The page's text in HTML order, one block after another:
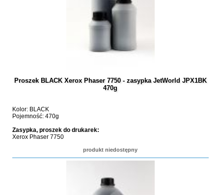
Proszek BLACK Xerox Phaser 7750 - zasypka JetWorld JPX1BK
470g
Kolor: BLACK
Pojemność: 470g
Zasypka, proszek do drukarek:
Xerox Phaser 7750
produkt niedostępny